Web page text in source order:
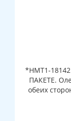
*НМТ1-18142
ПАКЕТЕ.
обеих
упаковке,